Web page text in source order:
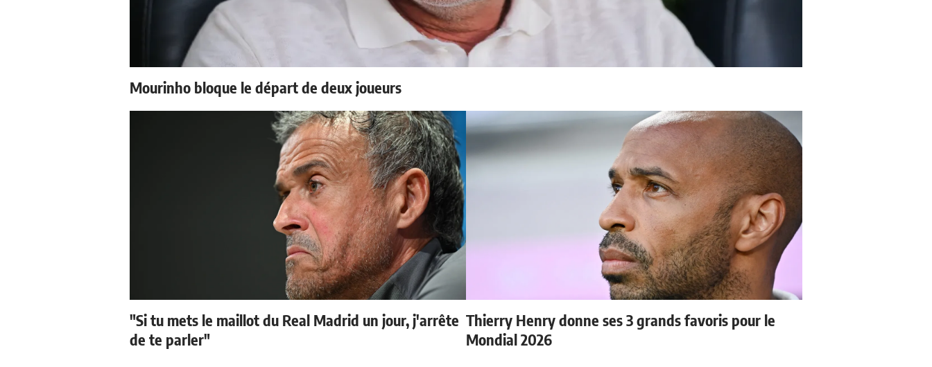
Mourinho bloque le départ de deux joueurs
"Si tu mets le maillot du Real Madrid un jour, j'arrête
de te parler"
Thierry Henry donne ses 3 grands favoris pour le
Mondial 2026